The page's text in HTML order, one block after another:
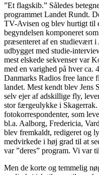
”Et flagskib.” Således
programmet Landet Rundt.
TV-Avisen og blev hurtigt til
begyndelsen komponeret
præsenteret af en studievært i
udbygget med studie-
mest elskede sekvenser var
med en varighed på hver ca.
Danmarks Radios free lance
landet. Mest kendt blev Jens
selv ejer af adskillige fly,
stor færgeulykke i Skagerrak.
fotokorrespondenter, som
bl.a. Aalborg, Fredericia,
blev fremkaldt, redigeret og
medvirkede i høj grad til at
var ”deres” program. Vi var
Men de korte og temmelig